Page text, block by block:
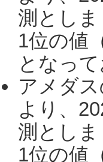
測とし
1位の値
となっ
アメダ
より、
測とし
1位の値